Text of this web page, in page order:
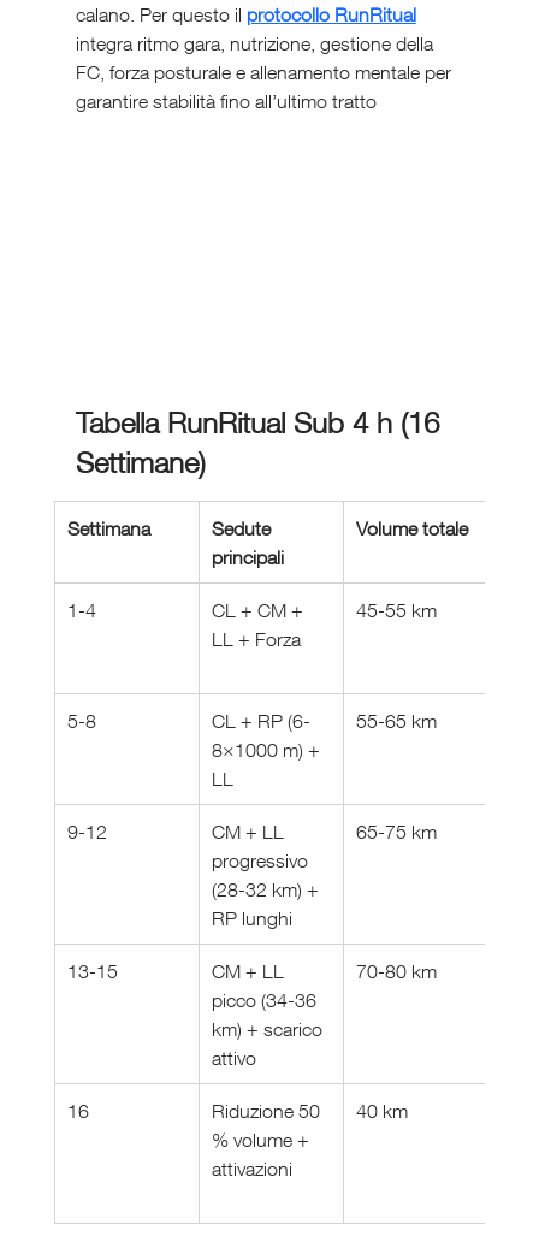
calano. Per questo il protocollo RunRitual
integra ritmo gara, nutrizione, gestione della
FC, forza posturale e allenamento mentale per
garantire stabilità fino all’ultimo tratto
Tabella RunRitual Sub 4 h (16
Settimane)
Settimana
Sedute
principali
Volume totale
1-4
CL + CM +
LL + Forza
45-55 km
5-8
CL + RP (6-
8×1000 m) +
LL
55-65 km
9-12
CM + LL
progressivo
(28-32 km) +
RP lunghi
65-75 km
13-15
CM + LL
picco (34-36
km) + scarico
attivo
70-80 km
16
Riduzione 50
% volume +
attivazioni
40 km